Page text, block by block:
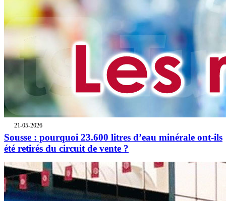
21-05-2026
Sousse : pourquoi 23.600 litres d’eau minérale ont-ils
été retirés du circuit de vente ?